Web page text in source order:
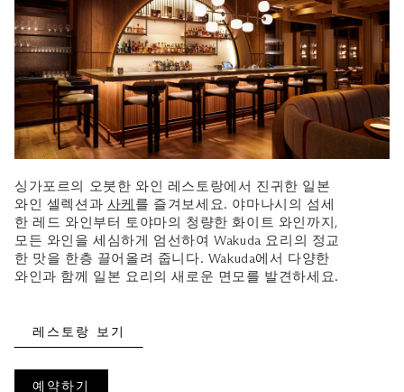
싱가포르의 오붓한 와인 레스토랑에서 진귀한 일본
와인 셀렉션과 사케 를 즐겨보세요. 야마나시의 섬세
한 레드 와인부터 토야마의 청량한 화이트 와인까지,
모든 와인을 세심하게 엄선하여 Wakuda 요리의 정교
한 맛을 한층 끌어올려 줍니다. Wakuda에서 다양한
와인과 함께 일본 요리의 새로운 면모를 발견하세요.
레스토랑 보기
예약하기